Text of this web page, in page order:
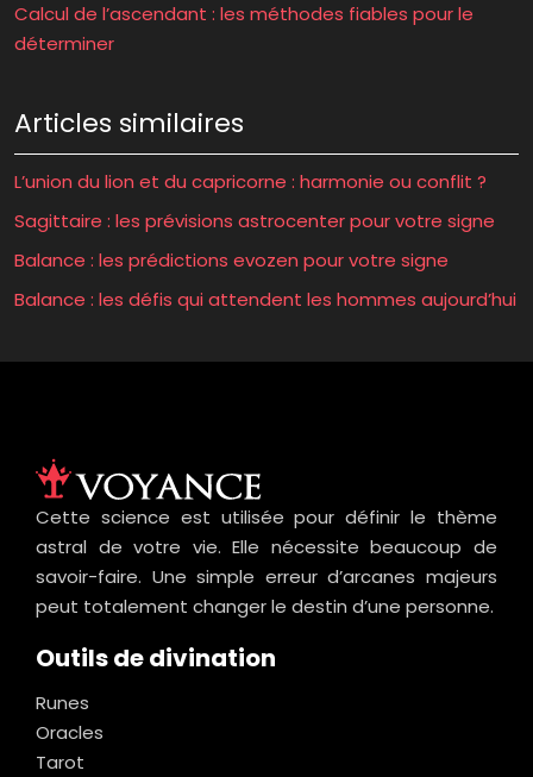
Calcul de l’ascendant : les méthodes fiables pour le
déterminer
Articles similaires
L’union du lion et du capricorne : harmonie ou conflit ?
Sagittaire : les prévisions astrocenter pour votre signe
Balance : les prédictions evozen pour votre signe
Balance : les défis qui attendent les hommes aujourd’hui
Cette science est utilisée pour définir le thème
astral de votre vie. Elle nécessite beaucoup de
savoir-faire. Une simple erreur d’arcanes majeurs
peut totalement changer le destin d’une personne.
Outils de divination
Runes
Oracles
Tarot